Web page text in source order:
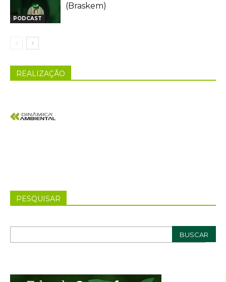
PODCAST
(Braskem)
REALIZAÇÃO
PESQUISAR